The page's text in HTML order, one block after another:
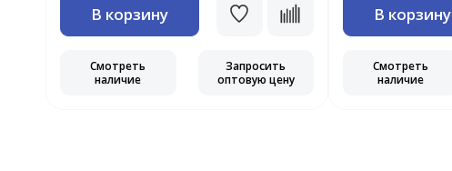
В корзину
Смотреть
наличие
Запросить
оптовую цену
В корзину
Смотреть
наличие